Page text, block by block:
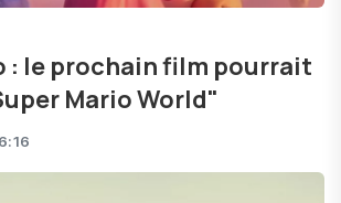
: le prochain film pourrait
Mario World"